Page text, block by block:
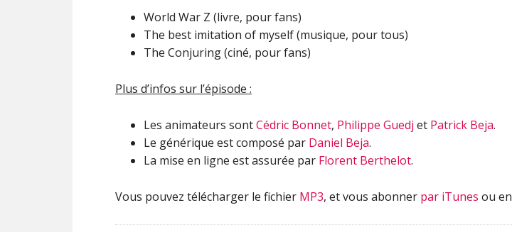
World War Z (livre, pour fans)
The best imitation of myself (musique, pour tous)
The Conjuring (ciné, pour fans)
Plus d’infos sur l’épisode :
Les animateurs sontCédric Bonnet, Philippe Guedj et Patrick Beja.
Le générique est composé par Daniel Beja.
La mise en ligne est assurée par Florent Berthelot.
Vous pouvez télécharger le fichier MP3, et vous abonner par iTunes ou en